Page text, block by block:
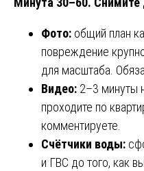
Фото: общий план
повреждение
для масштаба.
Видео: 2–3 минуты
проходите по
комментируете.
Счётчики воды:
и ГВС до того, как